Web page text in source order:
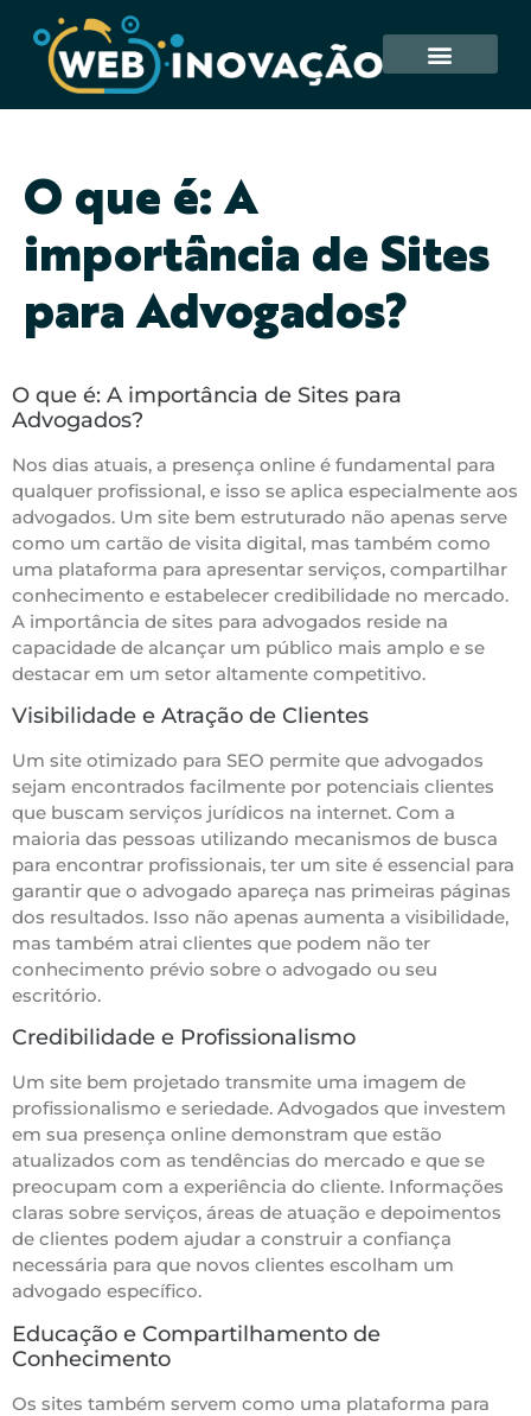
O que é: A
importância de Sites
para Advogados?
O que é: A importância de Sites para
Advogados?
Nos dias atuais, a presença online é fundamental para
qualquer profissional, e isso se aplica especialmente aos
advogados. Um site bem estruturado não apenas serve
como um cartão de visita digital, mas também como
uma plataforma para apresentar serviços, compartilhar
conhecimento e estabelecer credibilidade no mercado.
A importância de sites para advogados reside na
capacidade de alcançar um público mais amplo e se
destacar em um setor altamente competitivo.
Visibilidade e Atração de Clientes
Um site otimizado para SEO permite que advogados
sejam encontrados facilmente por potenciais clientes
que buscam serviços jurídicos na internet. Com a
maioria das pessoas utilizando mecanismos de busca
para encontrar profissionais, ter um site é essencial para
garantir que o advogado apareça nas primeiras páginas
dos resultados. Isso não apenas aumenta a visibilidade,
mas também atrai clientes que podem não ter
conhecimento prévio sobre o advogado ou seu
escritório.
Credibilidade e Profissionalismo
Um site bem projetado transmite uma imagem de
profissionalismo e seriedade. Advogados que investem
em sua presença online demonstram que estão
atualizados com as tendências do mercado e que se
preocupam com a experiência do cliente. Informações
claras sobre serviços, áreas de atuação e depoimentos
de clientes podem ajudar a construir a confiança
necessária para que novos clientes escolham um
advogado específico.
Educação e Compartilhamento de
Conhecimento
Os sites também servem como uma plataforma para